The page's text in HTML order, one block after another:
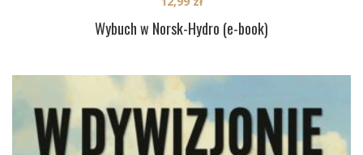
Wybuch w Norsk-Hydro (e-book)